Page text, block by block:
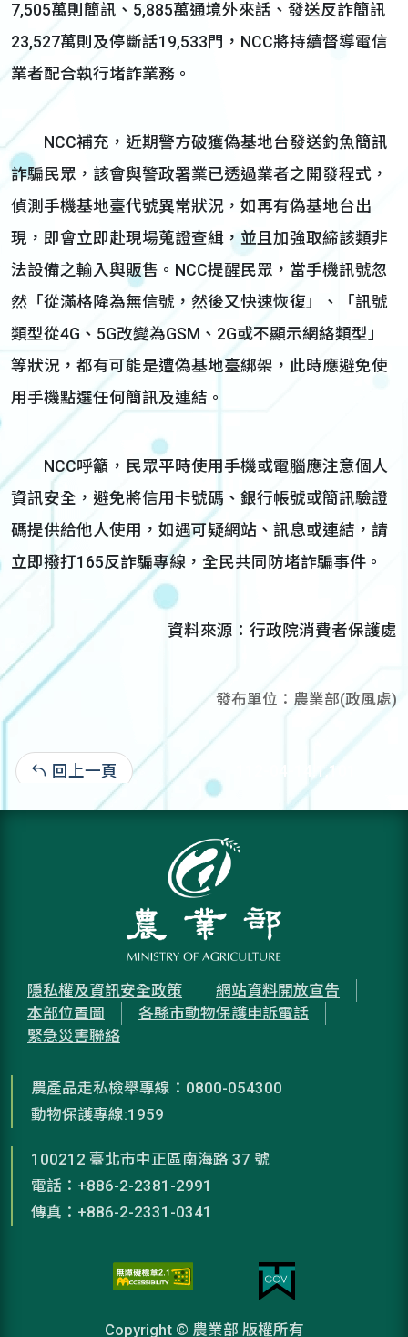
7,505萬則簡訊、5,885萬通境外來話、發送反詐簡訊
23,527萬則及停斷話19,533門，NCC將持續督導電信
業者配合執行堵詐業務。
NCC補充，近期警方破獲偽基地台發送釣魚簡訊
詐騙民眾，該會與警政署業已透過業者之開發程式，
偵測手機基地臺代號異常狀況，如再有偽基地台出
現，即會立即赴現場蒐證查緝，並且加強取締該類非
法設備之輸入與販售。NCC提醒民眾，當手機訊號忽
然「從滿格降為無信號，然後又快速恢復」、「訊號
類型從4G、5G改變為GSM、2G或不顯示網絡類型」
等狀況，都有可能是遭偽基地臺綁架，此時應避免使
用手機點選任何簡訊及連結。
NCC呼籲，民眾平時使用手機或電腦應注意個人
資訊安全，避免將信用卡號碼、銀行帳號或簡訊驗證
碼提供給他人使用，如遇可疑網站、訊息或連結，請
立即撥打165反詐騙專線，全民共同防堵詐騙事件。
資料來源：行政院消費者保護處
發布單位：農業部(政風處)
回上一頁 112-04-14:1,101
隱私權及資訊安全政策
網站資料開放宣告
本部位置圖
各縣市動物保護申訴電話
緊急災害聯絡
農產品走私檢舉專線：0800-054300
動物保護專線:1959
100212 臺北市中正區南海路 37 號
電話：+886-2-2381-2991
傳真：+886-2-2331-0341
Copyright © 農業部 版權所有